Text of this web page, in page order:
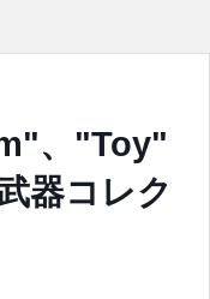
、"Toy"
器コレク